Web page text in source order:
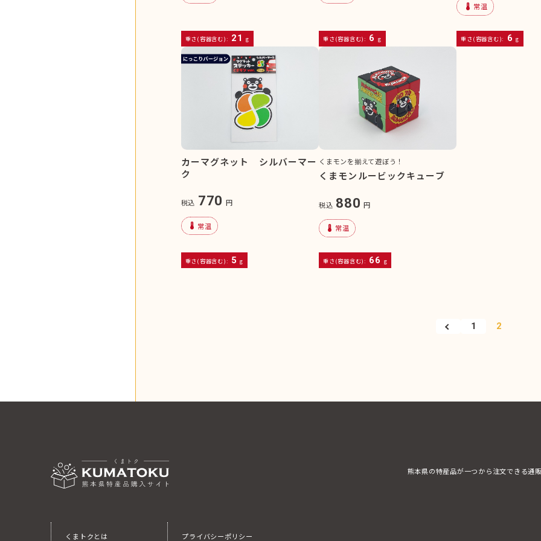
重さ(容器含む): 21 g 重さ(容器含む): 6 g
device_thermostat 常温
重さ(容器含む): 6 g
カーマグネット シルバーマー
ク
税込 770 円
device_thermostat 常温
重さ(容器含む): 5 g
くまモンを揃えて遊ぼう！
くまモンルービックキューブ
税込 880 円
device_thermostat 常温
重さ(容器含む): 66 g
1 2
熊本県の特産品が一つから注文できる通
くまトクとは プライバシーポリシー